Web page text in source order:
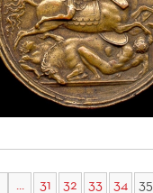
... 31 32 33 34 35